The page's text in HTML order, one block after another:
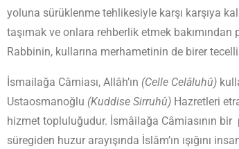
yoluna sürüklenme tehlikesiyle karşı karşıya
taşımak ve onlara rehberlik etmek
Rabbinin, kullarına merhametinin de birer
İsmailağa Câmiası, Allâh’ın (Celle Celâluhû)
Ustaosmanoğlu (Kuddise Sirruhû) Hazretleri
hizmet topluluğudur. İsmâilağa Câmiasının
süregiden huzur arayışında İslâm’ın ışığını